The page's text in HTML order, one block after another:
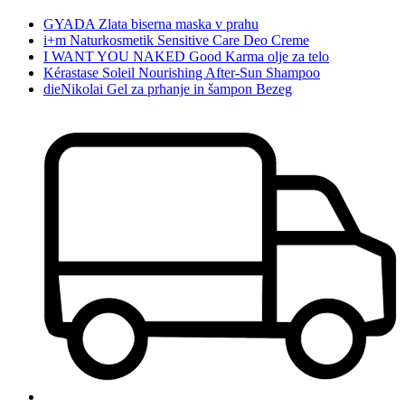
GYADA Zlata biserna maska v prahu
i+m Naturkosmetik Sensitive Care Deo Creme
I WANT YOU NAKED Good Karma olje za telo
Kérastase Soleil Nourishing After-Sun Shampoo
dieNikolai Gel za prhanje in šampon Bezeg